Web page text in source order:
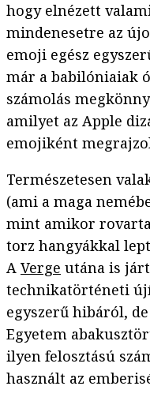
hogy elnézett
mindenesetre az
emoji egész
már a babilóniaiak
számolás
amilyet az Apple
emojiként
Természetesen
(ami a maga
mint amikor
torz hangyákkal
A Verge utána is
technikatörténeti
egyszerű hibáról,
Egyetem
ilyen felosztású
használt az